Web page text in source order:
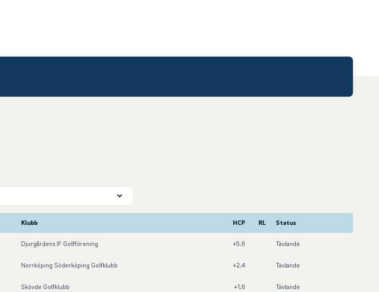
Klubb HCP RL Status
Djurgårdens IF Golfförening +5,6 Tävlande
Norrköping Söderköping Golfklubb +2,4 Tävlande
Skövde Golfklubb +1,6 Tävlande